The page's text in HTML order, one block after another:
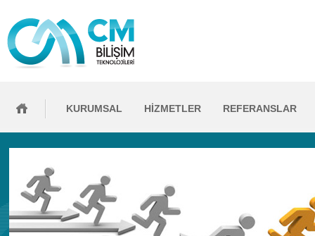
KURUMSAL HİZMETLER REFERANSLAR